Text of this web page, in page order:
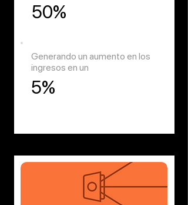
50%
Generando un aumento en los
ingresos en un
5%